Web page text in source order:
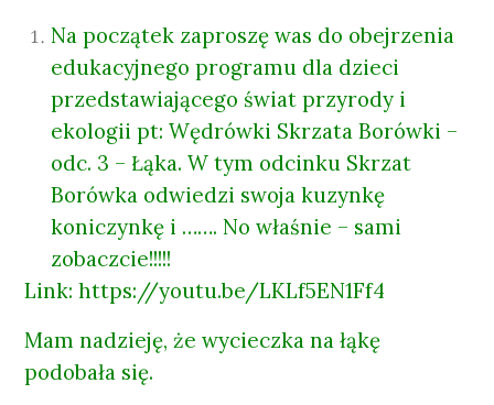
Na początek zaproszę was do obejrzenia
edukacyjnego programu dla dzieci
przedstawiającego świat przyrody i
ekologii pt: Wędrówki Skrzata Borówki –
odc. 3 – Łąka. W tym odcinku Skrzat
Borówka odwiedzi swoja kuzynkę
koniczynkę i ……. No właśnie – sami
zobaczcie!!!!!
Link:https://youtu.be/LKLf5EN1Ff4
Mam nadzieję, że wycieczka na łąkę
podobała się.